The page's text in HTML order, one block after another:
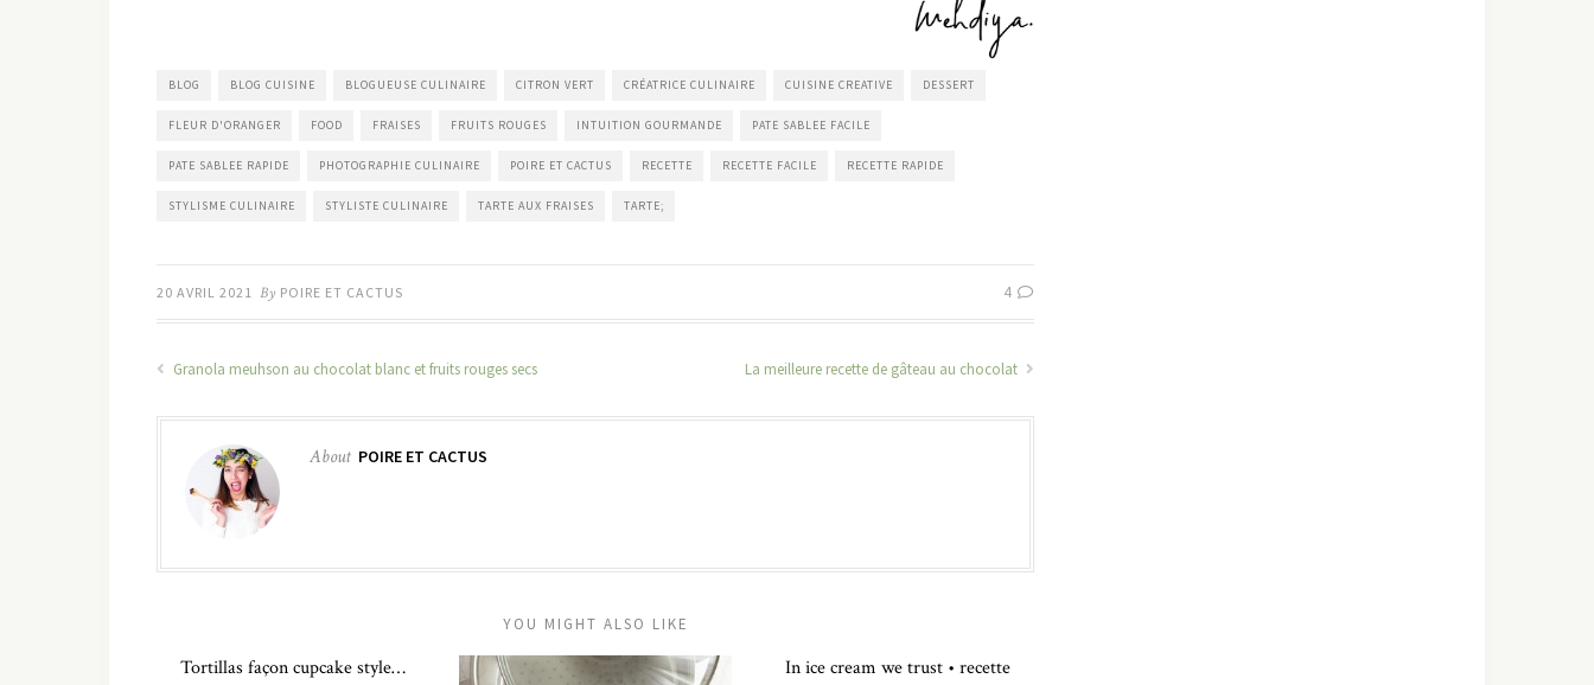
BLOG BLOG CUISINE BLOGUEUSE CULINAIRE CITRON VERT CRÉATRICE CULINAIRE CUISINE CREATIVE DESSERT
FLEUR D'ORANGER FOOD FRAISES FRUITS ROUGES INTUITION GOURMANDE PATE SABLEE FACILE
PATE SABLEE RAPIDE PHOTOGRAPHIE CULINAIRE POIRE ET CACTUS RECETTE RECETTE FACILE RECETTE RAPIDE
STYLISME CULINAIRE STYLISTE CULINAIRE TARTE AUX FRAISES TARTE;
20 AVRIL 2021 By POIRE ET CACTUS 4
Granola meuhson au chocolat blanc et fruits rouges secs La meilleure recette de gâteau au chocolat
About POIRE ET CACTUS
YOU MIGHT ALSO LIKE
Tortillas façon cupcake style…
In ice cream we trust • recette